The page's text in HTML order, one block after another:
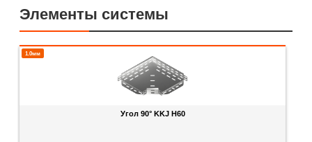
Элементы системы
1.0мм
Угол 90° KKJ H60